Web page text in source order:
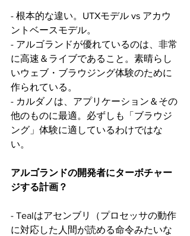
- 根本的な違い。UTXモデル vs アカウ
ントベースモデル。
- アルゴランドが優れているのは、非常
に高速＆ライブであること。素晴らし
いウェブ・ブラウジング体験のために
作られている。
- カルダノは、アプリケーション＆その
他のものに最適。必ずしも「ブラウジ
ング」体験に適しているわけではな
い。
アルゴランドの開発者にターボチャー
ジする計画？
- Tealはアセンブリ（プロセッサの動作
に対応した人間が読める命令みたいな